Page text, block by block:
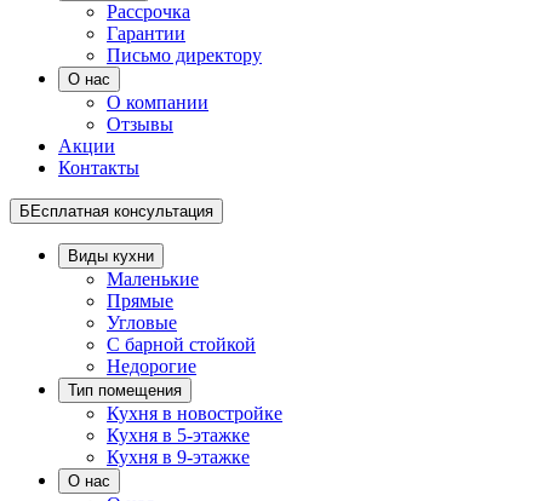
Рассрочка
Гарантии
Письмо директору
О нас
О компании
Отзывы
Акции
Контакты
БЕсплатная консультация
Виды кухни
Маленькие
Прямые
Угловые
С барной стойкой
Недорогие
Тип помещения
Кухня в новостройке
Кухня в 5-этажке
Кухня в 9-этажке
О нас